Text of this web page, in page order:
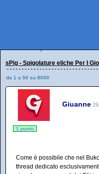
sPig - Spigolature eliche Per I
da 1 a 50 su 8000
Giuanne
1 punto
Come è possibile che nel
thread dedicato